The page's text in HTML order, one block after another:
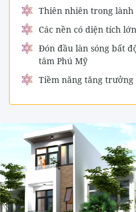
Thiên nhiên trong lành
Các nền có diện tích
Đón đầu làn sóng bất
tâm Phú Mỹ
Tiềm năng tăng trưởng